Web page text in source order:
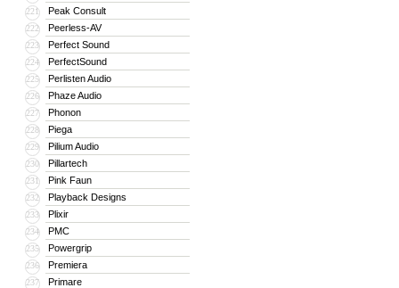
221 Peak Consult
222 Peerless-AV
223 Perfect Sound
224 PerfectSound
225 Perlisten Audio
226 Phaze Audio
227 Phonon
228 Piega
229 Pilium Audio
230 Pillartech
231 Pink Faun
232 Playback Designs
233 Plixir
234 PMC
235 Powergrip
236 Premiera
237 Primare